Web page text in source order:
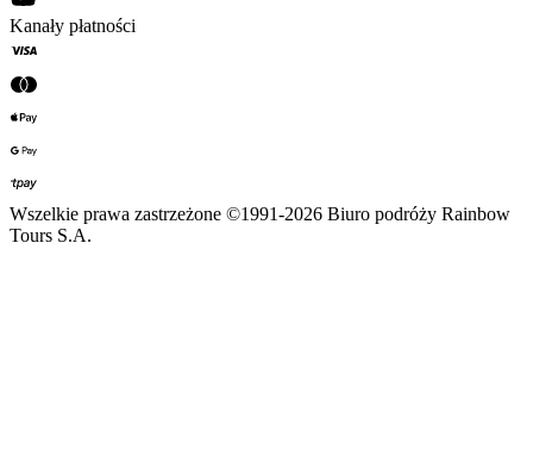
Kanały płatności
Wszelkie prawa zastrzeżone ©1991-2026 Biuro podróży Rainbow
Tours S.A.